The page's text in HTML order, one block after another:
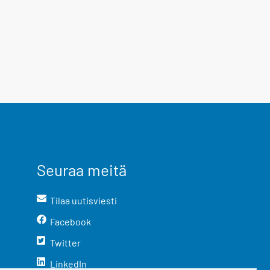
Seuraa meitä
Tilaa uutisviesti
Facebook
Twitter
LinkedIn